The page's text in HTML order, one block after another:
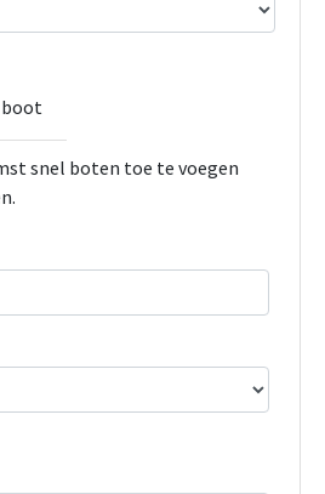
boot
snel boten toe te voegen